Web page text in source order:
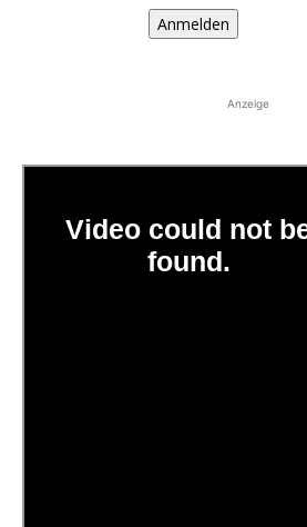
Anmelden
Anzeige